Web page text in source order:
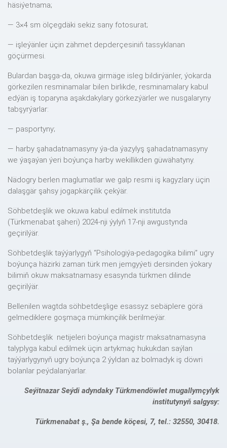
häsiýetnama;
— 3×4 sm ölçegdäki sekiz sany fotosurat;
— işleýänler üçin zähmet depderçesiniň tassyklanan
göçürmesi.
Bulardan başga-da, okuwa girmäge isleg bildirýänler, ýokarda
görkezilen resminamalar bilen birlikde, resminamalary kabul
edýän iş toparyna aşakdakylary görkezýärler we nusgalaryny
tabşyrýarlar:
— pasportyny;
— harby şahadatnamasyny ýa-da ýazylyş şahadatnamasyny
we ýaşaýan ýeri boýunça harby wekillikden güwähatyny.
Nädogry berlen maglumatlar we galp resmi iş kagyzlary üçin
dalaşgär şahsy jogapkärçilik çekýär.
Söhbetdeşlik we okuwa kabul edilmek institutda
(Türkmenabat şäheri) 2024-nji ýylyň 17-nji awgustynda
geçirilýär.
Söhbetdeşlik taýýarlygyň “Psihologiýa-pedagogika bilimi” ugry
boýunça häzirki zaman türk men jemgyýeti dersinden ýokary
bilimiň okuw maksatnamasy esasynda türkmen dilinde
geçirilýär.
Bellenilen wagtda söhbetdeşlige esassyz sebäplere görä
gelmediklere goşmaça mümkinçilik berilmeýär.
Söhbetdeşlik netijeleri boýunça magistr maksatnamasyna
talyplyga kabul edilmek üçin artykmaç hukukdan saýlan
taýýarlygynyň ugry boýunça 2 ýyldan az bolmadyk iş döwri
bolanlar peýdalanýarlar.
Seýitnazar Seýdi adyndaky Türkmendöwlet mugallymçylyk
institutynyň salgysy:
Türkmenabat ş., Şa bende köçesi, 7, tel.: 32550, 30418.